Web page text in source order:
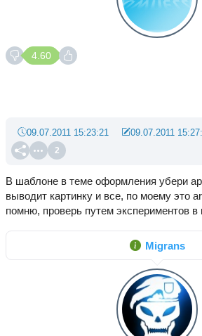
4.60
2
09.07.2011 15:23:21 09.07.2011
В шаблоне в теме оформления убери
выводит картинку и все, по моему это
помню, проверь путем экспериментов
Migrans